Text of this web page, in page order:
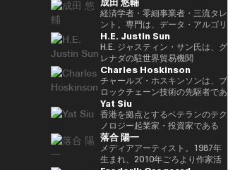
得て初当選 平成24(2012)年 第46
回衆院選で79,153票を得て2期目
当選 平成26(2014)年 第47回衆院
選で78,797票を得て3期目当選 平
成28(2016)年 民進党代表選に出
馬。党幹事長代理を拝命 平成
29(2017)年 第48回衆院選で
82,345票を得て4期目当選(希望
の党公認、香川2区) 希望の党共
同代表選に出馬。希望の党代表
(11月〜) 平成30(2018)年 国民民
主党共同代表(5月~9月) 国民民主
党代表(9月~) 令和2(2020)年 分党
を経て新国民民主党設立、代表に
ル大臣政務官、内閣府大臣政務官
（第1次高市内閣） 令和8年2月
デジタル大臣政務官、内閣府大臣
政務官（第2次高市内閣）
内では、副幹事長を経験した後、
国会対策副委員長に就任。インテ
リジェンス戦略本部、科学技術イ
ノベーション戦略本部、AI・
Web3小委員会の各事務局長。
役社長等を経て、2000年、第42
回衆議院選挙で初当選。以来、連
続10回当選。自民党経産・総務
部会長、政務調査会副会長、内閣
府（IT担当）大臣政務官、国土交
通副大臣、内閣常任委員長等を歴
任し、自民党IT戦略特命委員会委
員長として、自民党のIT政策を主
導。平成30年10月第4次安倍改造
内閣にてIT担当大臣、内閣府特命
担当(科学技術・知的財産戦略・
クールジャパン戦略・宇宙政策)
大臣就任。令和2年菅内閣にてデ
ジタル改革担当大臣就任。令和3
経済学者・零細事業者・三流タレ
ント。専門は、データ・アルゴリ
ズム・ポエム・思想を組み合わせ
たビジネスと公共政策の想像とデ
ザイン。多分野の学術誌・学会に
研究を発表、多くの企業や自治体
と共同事業を行う。報道・討論・
お笑い・アート・ファッションな
ど多様な動画や雑誌の企画や出演
にも関わる。著書『22世紀の資
本主義：やがてお金は絶滅する』
『22世紀の民主主義：選挙はア
ルゴリズムになり、政治家はネコ
になる』、番組「成田悠輔と愛す
H.E. Justin Sun
H.E. ジャスティン・サン氏は、グ
レナダの駐世界貿易機関
（WTO）大使および元常駐代表
であり、世界をリードするブロッ
クチェーンおよびDAOである
TRON の創設者、さらに世界最
大級の暗号資産取引所の一つ
HTX のアドバイザーを務めてい
ます。 アリババ創業者ジャッ
ク・マー氏の薫陶を受けた人物と
しても知られ、2025年4月には、
Charles Hoskinson
チャールズ・ホスキンソンは、ブ
ロックチェーン技術の先駆者であ
り、分散型プラットフォーム「カ
ルダノ（Cardano）」の創設者
です。元々はイーサリアムの共同
創設者の一人でもあり、数理論理
学と暗号学に強い背景を持ってい
ます。カルダノは学術的な研究と
Yat Siu
香港を拠点とするベテランのテク
ノロジー起業家・投資家である
Yat Siu氏は、Animoca Brands
の共同創業者兼エグゼクティブ・
チェアマンです。Animoca
落合 陽一
メディアアーティスト。1987年
生まれ、2010年ごろより作家活